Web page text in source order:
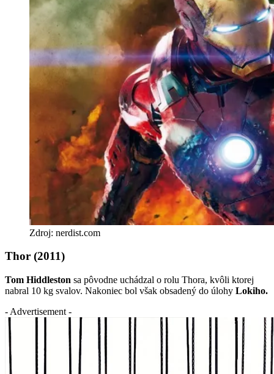
Zdroj: nerdist.com
Thor (2011)
Tom Hiddleston sa pôvodne uchádzal o rolu Thora, kvôli ktorej
nabral 10 kg svalov. Nakoniec bol však obsadený do úlohy Lokiho.
- Advertisement -